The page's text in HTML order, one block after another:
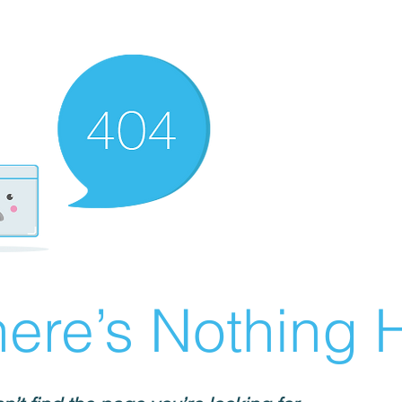
Nothing